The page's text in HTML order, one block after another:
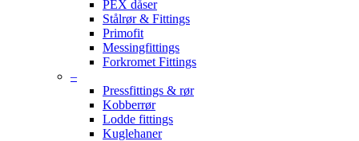
PEX dåser
Stålrør & Fittings
Primofit
Messingfittings
Forkromet Fittings
–
Pressfittings & rør
Kobberrør
Lodde fittings
Kuglehaner